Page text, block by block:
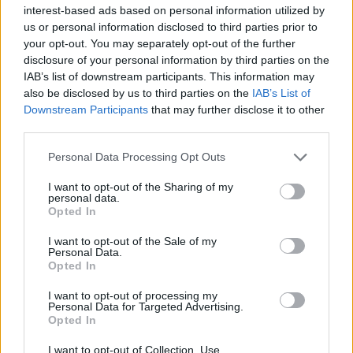
interest-based ads based on personal information utilized by
us or personal information disclosed to third parties prior to
your opt-out. You may separately opt-out of the further
disclosure of your personal information by third parties on the
IAB’s list of downstream participants. This information may
also be disclosed by us to third parties on the IAB’s List of
Downstream Participants that may further disclose it to other
Personal Data Processing Opt Outs
I want to opt-out of the Sharing of my
personal data.
Opted In
I want to opt-out of the Sale of my
Personal Data.
Opted In
I want to opt-out of processing my
Personal Data for Targeted Advertising.
Opted In
I want to opt-out of Collection, Use,
Július
Július 1., Szerda: AnnamáriaésTihamér
Július 2., Csütörtök:Ottó
Július 3., Péntek: Kornél és Soma
Július 4., Szombat:Ulrik
Július 5., Vasárnap:EmeseésSarolta
Július 6., Hétfő:Csaba
Július 8., Szerda:Ellák
Július 9., Csütörtök:
Július 10., Péntek:Amália
Július 11., Szombat:
Július 13., Hétfő:Jenõ
Július 14., Kedd: